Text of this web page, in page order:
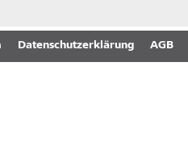
Datenschutzerklärung AGB